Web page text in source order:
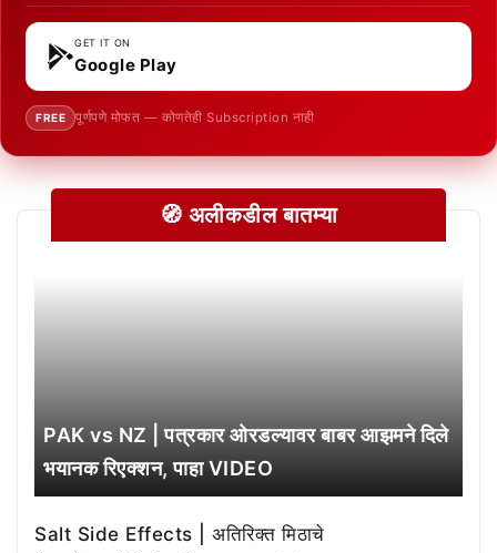
GET IT ON
Google Play
FREE पूर्णपणे मोफत — कोणतेही Subscription नाही
🧭 अलीकडील बातम्या
PAK vs NZ | पत्रकार ओरडल्यावर बाबर आझमने दिले
भयानक रिएक्शन, पाहा VIDEO
Salt Side Effects | अतिरिक्त मिठाचे